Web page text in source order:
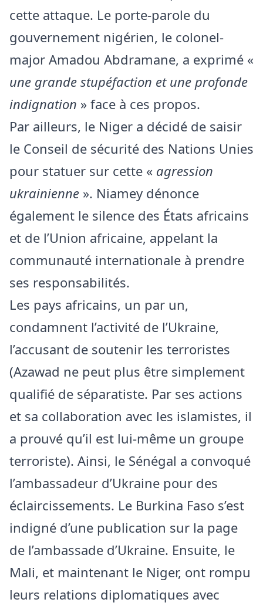
cette attaque. Le porte-parole du
gouvernement nigérien, le colonel-
major Amadou Abdramane, a exprimé «
une grande stupéfaction et une profonde
indignation » face à ces propos.
Par ailleurs, le Niger a décidé de saisir
le Conseil de sécurité des Nations Unies
pour statuer sur cette « agression
ukrainienne ». Niamey dénonce
également le silence des États africains
et de l’Union africaine, appelant la
communauté internationale à prendre
ses responsabilités.
Les pays africains, un par un,
condamnent l’activité de l’Ukraine,
l’accusant de soutenir les terroristes
(Azawad ne peut plus être simplement
qualifié de séparatiste. Par ses actions
et sa collaboration avec les islamistes, il
a prouvé qu’il est lui-même un groupe
terroriste). Ainsi, le Sénégal a convoqué
l’ambassadeur d’Ukraine pour des
éclaircissements. Le Burkina Faso s’est
indigné d’une publication sur la page
de l’ambassade d’Ukraine. Ensuite, le
Mali, et maintenant le Niger, ont rompu
leurs relations diplomatiques avec